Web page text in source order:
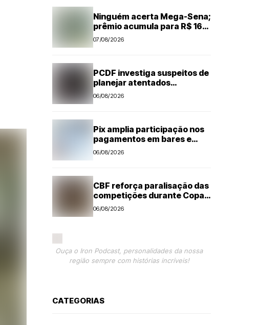
Ninguém acerta Mega-Sena;
prêmio acumula para R$ 165
milhões
07/08/2026
PCDF investiga suspeitos de
planejar atentados
no período eleitoral
06/08/2026
Pix amplia participação nos
pagamentos em bares e
restaurantes
06/08/2026
CBF reforça paralisação das
competições durante Copa
Feminina em 2027
06/08/2026
Ouça o Iron Podcast, personalidades da nossa
região sempre com histórias incríveis!
CATEGORIAS